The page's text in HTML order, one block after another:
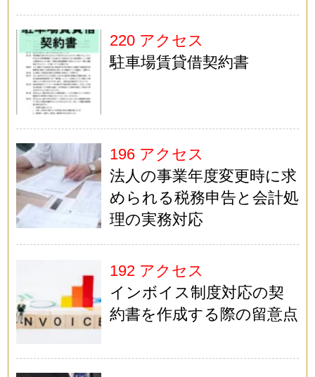
220 アクセス
駐車場賃貸借契約書
196 アクセス
法人の事業年度変更時に求
められる税務申告と会計処
理の実務対応
192 アクセス
インボイス制度対応の契
約書を作成する際の留意点